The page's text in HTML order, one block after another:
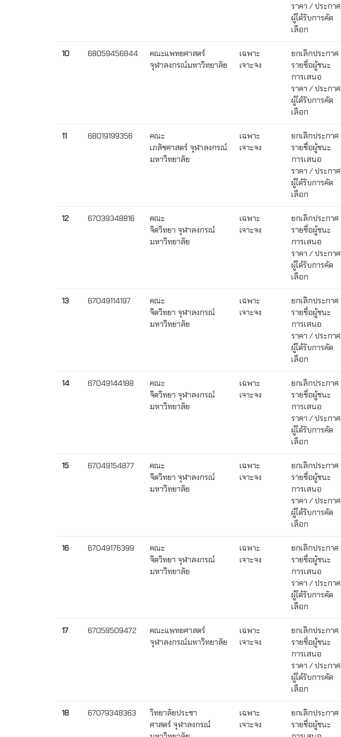
ราคา / ประกาศ
ผู้ได้รับการคัด
เลือก
10 68059456844
คณะแพทยศาสตร์
จุฬาลงกรณ์มหาวิทยาลัย
เฉพาะ
เจาะจง
ยกเลิกประกาศ
รายชื่อผู้ชนะ
การเสนอ
ราคา / ประกาศ
ผู้ได้รับการคัด
เลือก
11 68019199356
คณะ
เภสัชศาสตร์ จุฬาลงกรณ์
มหาวิทยาลัย
เฉพาะ
เจาะจง
ยกเลิกประกาศ
รายชื่อผู้ชนะ
การเสนอ
ราคา / ประกาศ
ผู้ได้รับการคัด
เลือก
12 67039348816
คณะ
จิตวิทยา จุฬาลงกรณ์
มหาวิทยาลัย
เฉพาะ
เจาะจง
ยกเลิกประกาศ
รายชื่อผู้ชนะ
การเสนอ
ราคา / ประกาศ
ผู้ได้รับการคัด
เลือก
13 67049114197
คณะ
จิตวิทยา จุฬาลงกรณ์
มหาวิทยาลัย
เฉพาะ
เจาะจง
ยกเลิกประกาศ
รายชื่อผู้ชนะ
การเสนอ
ราคา / ประกาศ
ผู้ได้รับการคัด
เลือก
14 67049144188
คณะ
จิตวิทยา จุฬาลงกรณ์
มหาวิทยาลัย
เฉพาะ
เจาะจง
ยกเลิกประกาศ
รายชื่อผู้ชนะ
การเสนอ
ราคา / ประกาศ
ผู้ได้รับการคัด
เลือก
15 67049154877
คณะ
จิตวิทยา จุฬาลงกรณ์
มหาวิทยาลัย
เฉพาะ
เจาะจง
ยกเลิกประกาศ
รายชื่อผู้ชนะ
การเสนอ
ราคา / ประกาศ
ผู้ได้รับการคัด
เลือก
16 67049176399
คณะ
จิตวิทยา จุฬาลงกรณ์
มหาวิทยาลัย
เฉพาะ
เจาะจง
ยกเลิกประกาศ
รายชื่อผู้ชนะ
การเสนอ
ราคา / ประกาศ
ผู้ได้รับการคัด
เลือก
17 67059509472
คณะแพทยศาสตร์
จุฬาลงกรณ์มหาวิทยาลัย
เฉพาะ
เจาะจง
ยกเลิกประกาศ
รายชื่อผู้ชนะ
การเสนอ
ราคา / ประกาศ
ผู้ได้รับการคัด
เลือก
18 67079348363
วิทยาลัยประชา
ศาสตร์ จุฬาลงกรณ์
เฉพาะ
เจาะจง
ยกเลิกประกาศ
รายชื่อผู้ชนะ